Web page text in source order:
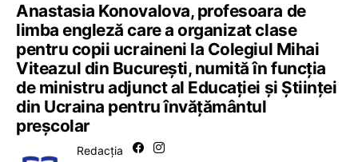
Anastasia Konovalova, profesoara de
limba engleză care a organizat clase
pentru copii ucraineni la Colegiul Mihai
Viteazul din București, numită în funcția
de ministru adjunct al Educației și Științei
din Ucraina pentru învățământul
preșcolar
Redacția